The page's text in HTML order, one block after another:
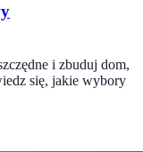
i zbuduj dom,
się, jakie wybory